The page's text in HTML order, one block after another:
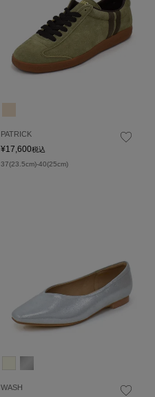
PATRICK
¥17,600税込
37(23.5cm)-40(25cm)
WASH